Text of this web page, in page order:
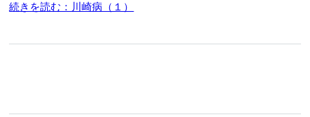
続きを読む：川崎病（１）